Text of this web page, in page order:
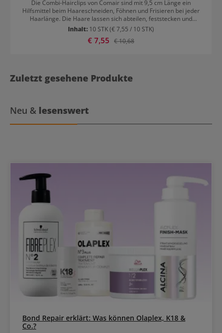
Die Combi-Hairclips von Comair sind mit 9,5 cm Länge ein
Hilfsmittel beim Haareschneiden, Föhnen und Frisieren bei jeder
Haarlänge. Die Haare lassen sich abteilen, feststecken und
fixieren. Die Klammern sind aber auch praktisch, um das Haar zu
Hause schnell mal hochzustecken oder bei der Hautpflege vom
wegzudenken. Je nach Vorliebe sind sie in verschiedenen bunten
Farben erhältlich.
Inhalt: 10 STK(€ 7,55 / 10 STK)
Verkaufspreis:
€ 7,55 Regulärer Preis:
€ 10,68
Zuletzt gesehene Produkte
Neu & lesenswert
Bond Repair erklärt: Was können Olaplex, K18 &
Co.?